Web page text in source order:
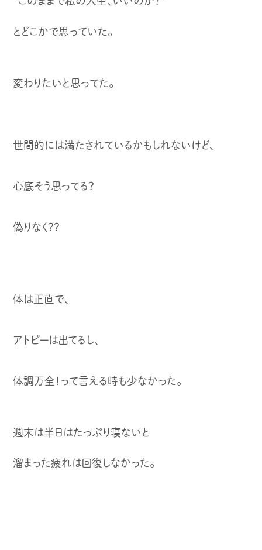
とどこかで思っていた。
変わりたいと思ってた。
世間的には満たされているかもしれないけど、
心底そう思ってる？
偽りなく？？
体は正直で、
アトピーは出てるし、
体調万全！って言える時も少なかった。
週末は半日はたっぷり寝ないと
溜まった疲れは回復しなかった。